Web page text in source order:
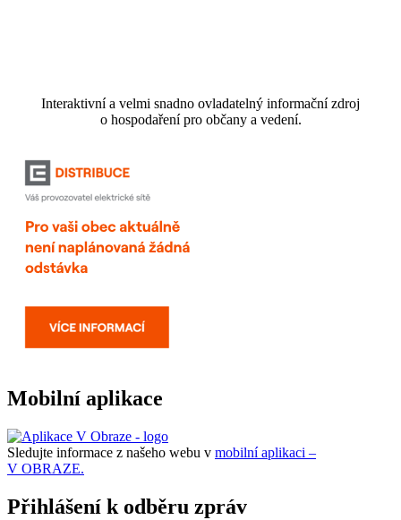
Interaktivní a velmi snadno ovladatelný informační zdroj
o hospodaření pro občany a vedení.
Mobilní aplikace
Sledujte informace z našeho webu v mobilní aplikaci –
V OBRAZE.
Přihlášení k odběru zpráv